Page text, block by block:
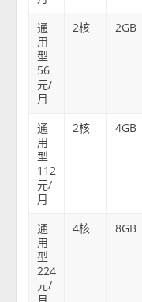
通
用
型
56
元/
月
2核 2GB
通
用
型
112
元/
月
2核 4GB
通
用
型
224
元/
4核 8GB